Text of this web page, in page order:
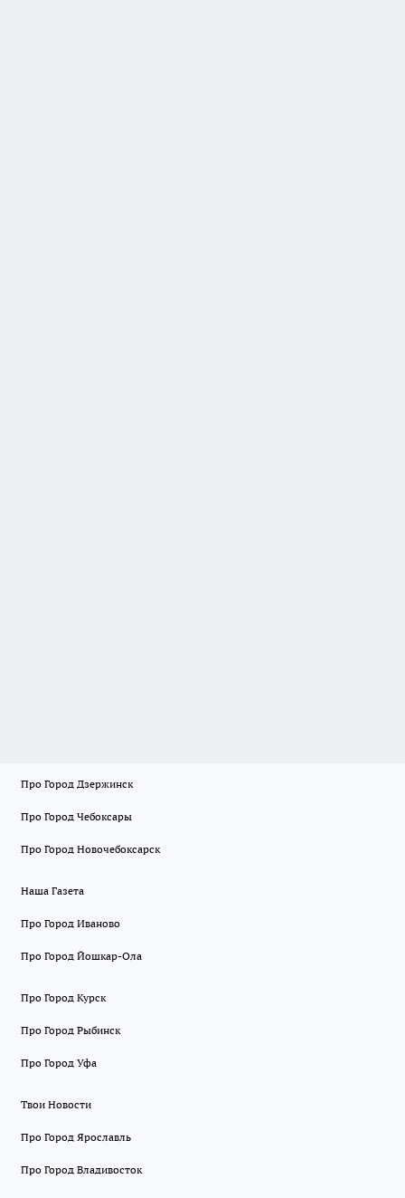
Про Город Дзержинск
Про Город Чебоксары
Про Город Новочебоксарск
Наша Газета
Про Город Иваново
Про Город Йошкар-Ола
Про Город Курск
Про Город Рыбинск
Про Город Уфа
Твои Новости
Про Город Ярославль
Про Город Владивосток